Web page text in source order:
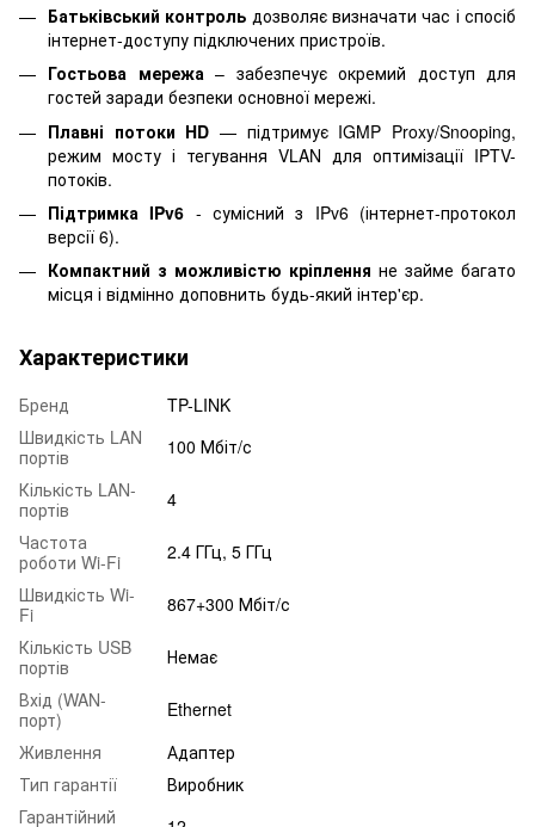
Батьківський контроль дозволяє визначати час і спосіб
інтернет-доступу підключених пристроїв.
Гостьова мережа– забезпечує окремий доступ для
гостей заради безпеки основної мережі.
Плавні потоки HD — підтримує IGMP Proxy/Snooping,
режим мосту і тегування VLAN для оптимізації IPTV-
потоків.
Підтримка IPv6 - сумісний з IPv6 (інтернет-протокол
версії 6).
Компактний з можливістю кріплення не займе багато
місця і відмінно доповнить будь-який інтер'єр.
Характеристики
Бренд
TP-LINK
Швидкість LAN
портів
100 Мбіт/с
Кількість LAN-
портів
4
Частота
роботи Wi-Fi
2.4 ГГц, 5 ГГц
Швидкість Wi-
Fi
867+300 Мбіт/с
Кількість USB
портів
Немає
Вхід (WAN-
порт)
Ethernet
Живлення
Адаптер
Тип гарантії
Виробник
Гарантійний